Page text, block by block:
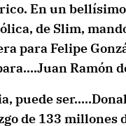
En un
de Slim,
para Felipe
Ramón
puede
de 133 millones